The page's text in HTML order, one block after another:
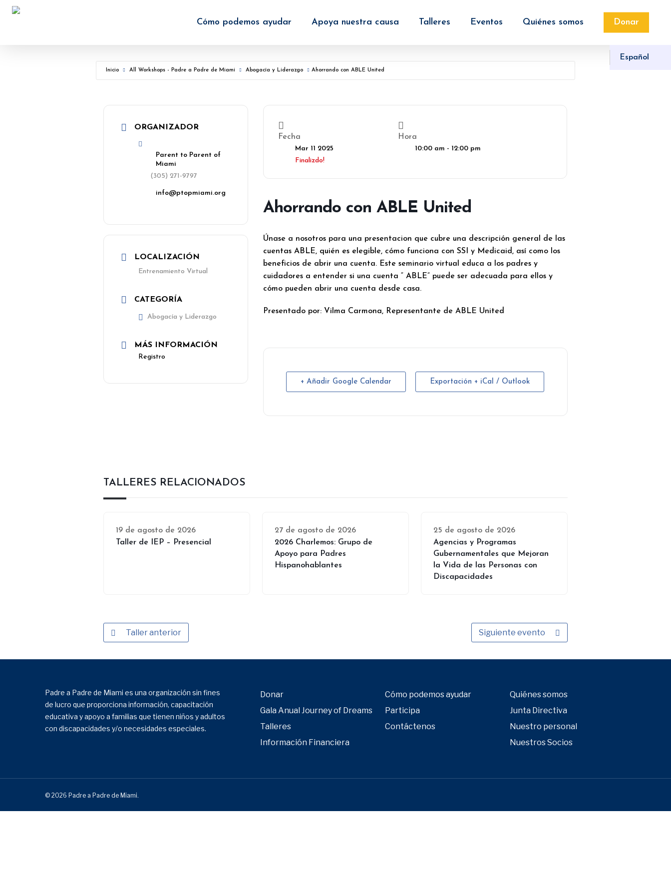
Skip
Cómo podemos ayudar Apoya nuestra causa Talleres Eventos Quiénes somos Donar
Español
Inicio All Workshops - Padre a Padre de Miami Abogacía y Liderazgo Ahorrando con ABLE United
ORGANIZADOR
Parent to Parent of
Miami
(305) 271-9797
info@ptopmiami.org
LOCALIZACIÓN
Entrenamiento Virtual
CATEGORÍA
Abogacía y Liderazgo
MÁS INFORMACIÓN
Registro
Fecha
Mar 11 2025
Finalizdo!
Hora
10:00 am - 12:00 pm
Ahorrando con ABLE United
Únase a nosotros para una presentacion que cubre una descripción general de las
cuentas ABLE, quién es elegible, cómo funciona con SSI y Medicaid, así como los
beneficios de abrir una cuenta. Este seminario virtual educa a los padres y
cuidadores a entender si una cuenta “ ABLE” puede ser adecuada para ellos y
cómo pueden abrir una cuenta desde casa.
Presentado por: Vilma Carmona, Representante de ABLE United
+ Añadir Google Calendar Exportación + iCal / Outlook
TALLERES RELACIONADOS
19 de agosto de 2026
Taller de IEP – Presencial
27 de agosto de 2026
2026 Charlemos: Grupo de
Apoyo para Padres
Hispanohablantes
25 de agosto de 2026
Agencias y Programas
Gubernamentales que Mejoran
la Vida de las Personas con
Discapacidades
Taller anterior Siguiente evento
Padre a Padre de Miami es una organización sin fines
de lucro que proporciona información, capacitación
educativa y apoyo a familias que tienen niños y adultos
con discapacidades y/o necesidades especiales.
Donar
Gala Anual Journey of Dreams
Talleres
Información Financiera
Cómo podemos ayudar
Participa
Contáctenos
Quiénes somos
Junta Directiva
Nuestro personal
Nuestros Socios
© 2026 Padre a Padre de Miami.